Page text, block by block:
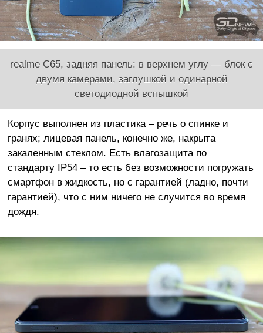
realme С65, задняя панель: в верхнем углу — блок с
двумя камерами, заглушкой и одинарной
светодиодной вспышкой
Корпус выполнен из пластика – речь о спинке и
гранях; лицевая панель, конечно же, накрыта
закаленным стеклом. Есть влагозащита по
стандарту IP54 – то есть без возможности погружать
смартфон в жидкость, но с гарантией (ладно, почти
гарантией), что с ним ничего не случится во время
дождя.